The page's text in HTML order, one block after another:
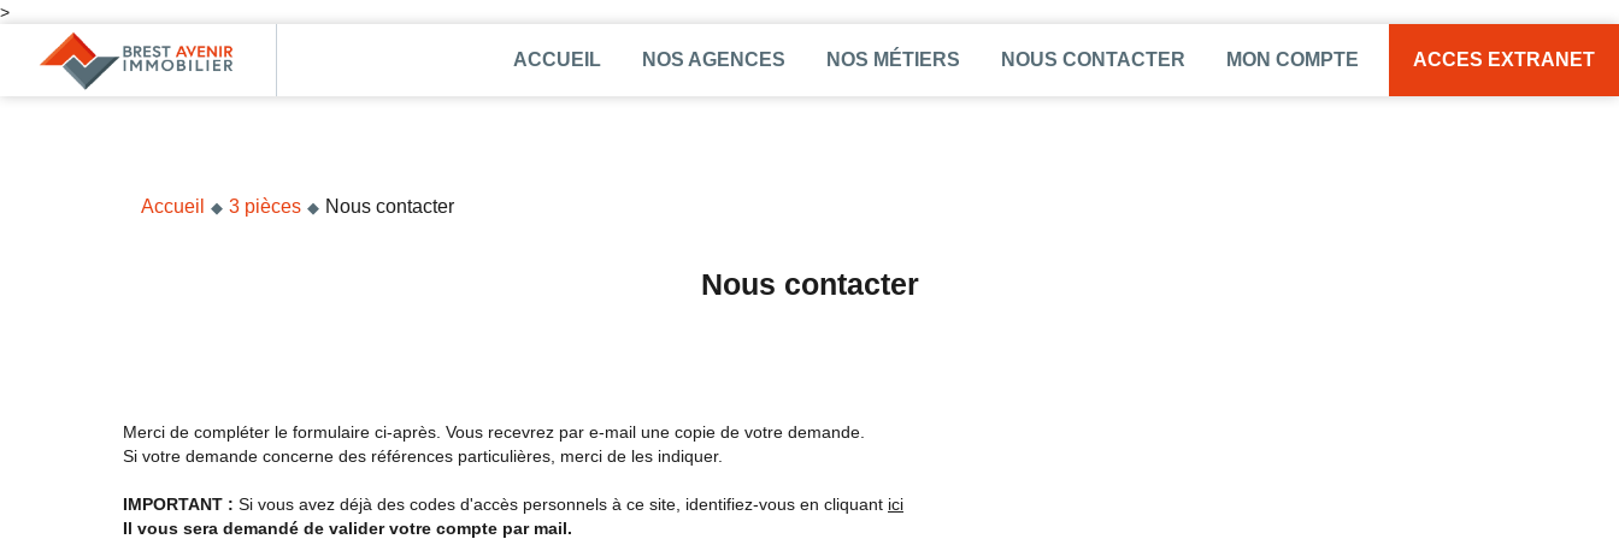
>
ACCUEIL NOS AGENCES NOS MÉTIERS NOUS CONTACTER MON COMPTE ACCES EXTRANET
Accueil
Accueil 3 pièces Nous contacter
Nous contacter
Merci de compléter le formulaire ci-après. Vous recevrez par e-mail une copie de votre demande.
Si votre demande concerne des références particulières, merci de les indiquer.
IMPORTANT : Si vous avez déjà des codes d'accès personnels à ce site, identifiez-vous en cliquant ici
Il vous sera demandé de valider votre compte par mail.